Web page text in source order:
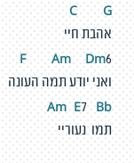
C G
אהבת חיי
F Am Dm6
ואני יודע תמה העונה
Am E7 Bb
תמו נעוריי